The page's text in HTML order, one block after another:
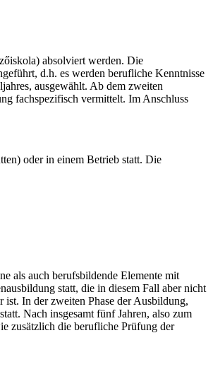
absolviert werden. Die
d.h. es werden berufliche Kenntnisse
ausgewählt. Ab dem zweiten
fachspezifisch vermittelt. Im Anschluss
oder in einem Betrieb statt. Die
als auch berufsbildende Elemente mit
statt, die in diesem Fall aber nicht
ist. In der zweiten Phase der Ausbildung,
Nach insgesamt fünf Jahren, also zum
zusätzlich die berufliche Prüfung der